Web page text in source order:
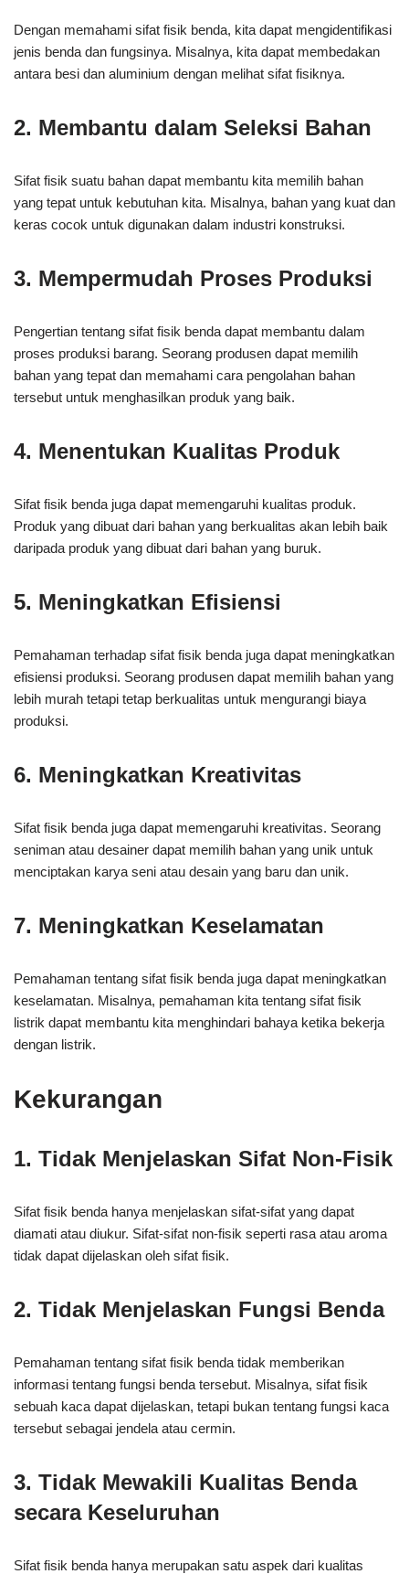
Dengan memahami sifat fisik benda, kita dapat mengidentifikasi
jenis benda dan fungsinya. Misalnya, kita dapat membedakan
antara besi dan aluminium dengan melihat sifat fisiknya.
2. Membantu dalam Seleksi Bahan
Sifat fisik suatu bahan dapat membantu kita memilih bahan
yang tepat untuk kebutuhan kita. Misalnya, bahan yang kuat dan
keras cocok untuk digunakan dalam industri konstruksi.
3. Mempermudah Proses Produksi
Pengertian tentang sifat fisik benda dapat membantu dalam
proses produksi barang. Seorang produsen dapat memilih
bahan yang tepat dan memahami cara pengolahan bahan
tersebut untuk menghasilkan produk yang baik.
4. Menentukan Kualitas Produk
Sifat fisik benda juga dapat memengaruhi kualitas produk.
Produk yang dibuat dari bahan yang berkualitas akan lebih baik
daripada produk yang dibuat dari bahan yang buruk.
5. Meningkatkan Efisiensi
Pemahaman terhadap sifat fisik benda juga dapat meningkatkan
efisiensi produksi. Seorang produsen dapat memilih bahan yang
lebih murah tetapi tetap berkualitas untuk mengurangi biaya
produksi.
6. Meningkatkan Kreativitas
Sifat fisik benda juga dapat memengaruhi kreativitas. Seorang
seniman atau desainer dapat memilih bahan yang unik untuk
menciptakan karya seni atau desain yang baru dan unik.
7. Meningkatkan Keselamatan
Pemahaman tentang sifat fisik benda juga dapat meningkatkan
keselamatan. Misalnya, pemahaman kita tentang sifat fisik
listrik dapat membantu kita menghindari bahaya ketika bekerja
dengan listrik.
Kekurangan
1. Tidak Menjelaskan Sifat Non-Fisik
Sifat fisik benda hanya menjelaskan sifat-sifat yang dapat
diamati atau diukur. Sifat-sifat non-fisik seperti rasa atau aroma
tidak dapat dijelaskan oleh sifat fisik.
2. Tidak Menjelaskan Fungsi Benda
Pemahaman tentang sifat fisik benda tidak memberikan
informasi tentang fungsi benda tersebut. Misalnya, sifat fisik
sebuah kaca dapat dijelaskan, tetapi bukan tentang fungsi kaca
tersebut sebagai jendela atau cermin.
3. Tidak Mewakili Kualitas Benda
secara Keseluruhan
Sifat fisik benda hanya merupakan satu aspek dari kualitas